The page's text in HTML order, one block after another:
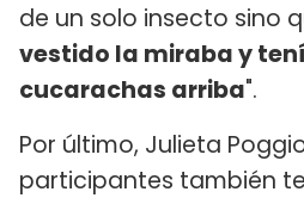
de un solo insecto sino
vestido la miraba y
cucarachas arriba".
Por último, Julieta
participantes también